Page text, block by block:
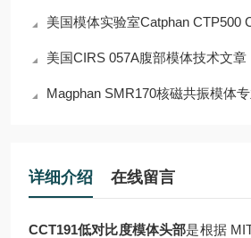
美国模体实验室Catphan CTP500
美国CIRS 057A腹部模体技术文章
Magphan SMR170核磁共振模体
详细介绍 在线留言
CCT191低对比度模体头部是根据